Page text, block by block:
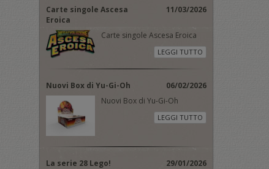
Carte singole Ascesa
Eroica
11/03/2026
Carte singole Ascesa Eroica
LEGGI TUTTO
Nuovi Box di Yu-Gi-Oh
06/02/2026
Nuovi Box di Yu-Gi-Oh
LEGGI TUTTO
La serie 28 Lego! 29/01/2026